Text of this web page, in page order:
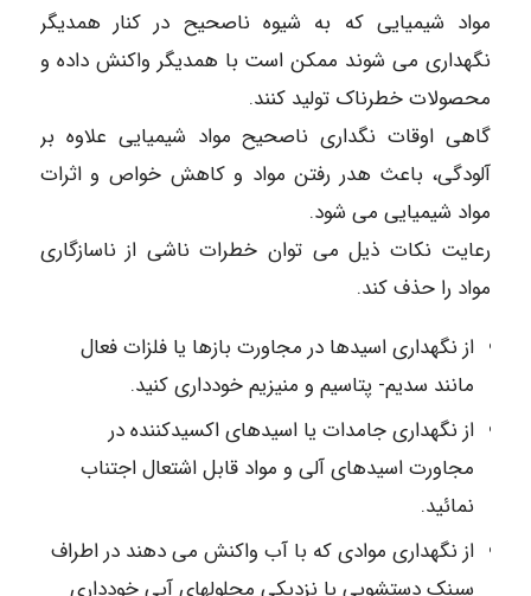
مواد شیمیایی که به شیوه ناصحیح در کنار همدیگر
نگهداری می شوند ممکن است با همدیگر واکنش داده و
محصولات خطرناک تولید کنند.
گاهی اوقات نگداری ناصحیح مواد شیمیایی علاوه بر
آلودگی، باعث هدر رفتن مواد و کاهش خواص و اثرات
مواد شیمیایی می شود.
رعایت نکات ذیل می توان خطرات ناشی از ناسازگاری
مواد را حذف کند.
از نگهداری اسیدها در مجاورت بازها یا فلزات فعال
مانند سدیم- پتاسیم و منیزیم خودداری کنید.
از نگهداری جامدات یا اسیدهای اکسیدکننده در
مجاورت اسیدهای آلی و مواد قابل اشتعال اجتناب
نمائید.
از نگهداری موادی که با آب واکنش می دهند در اطراف
سینک دستشویی یا نزدیکی محلولهای آبی خودداری